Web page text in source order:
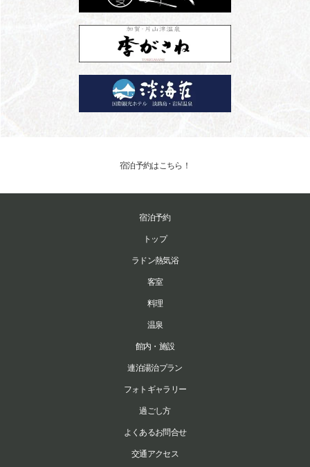
宿泊予約はこちら！
宿泊予約
トップ
ラドン熱気浴
客室
料理
温泉
館内・施設
連泊湯治プラン
フォトギャラリー
過ごし方
よくあるお問合せ
交通アクセス